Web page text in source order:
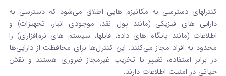
کنترلهای دسترسی به مکانیزم‌ هایی اطلاق می‌شود که دسترسی به
دارایی‌ های فیزیکی (مانند پول نقد، موجودی انبار، تجهیزات) و
اطلاعات (مانند پایگاه‌ های داده، فایلها، سیستم‌ های نرم‌افزاری) را
محدود به افراد مجاز می‌کنند. این کنترل‌ها برای محافظت از دارایی‌ها
در برابر استفاده، تغییر یا تخریب غیرمجاز ضروری هستند و نقش
حیاتی در امنیت اطلاعات دارند.